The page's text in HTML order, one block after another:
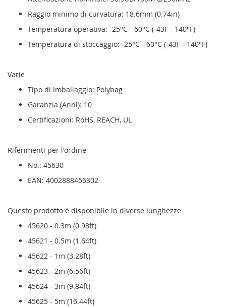
Raggio minimo di curvatura: 18.6mm (0.74in)
Temperatura operativa: -25°C - 60°C (-43F - 140°F)
Temperatura di stoccaggio: -25°C - 60°C (-43F - 140°F)
Varie
Tipo di imballaggio: Polybag
Garanzia (Anni): 10
Certificazioni: RoHS, REACH, UL
Riferimenti per l'ordine
No.: 45630
EAN: 4002888456302
Questo prodotto è disponibile in diverse lunghezze
45620 - 0.3m (0.98ft)
45621 - 0.5m (1.64ft)
45622 - 1m (3.28ft)
45623 - 2m (6.56ft)
45624 - 3m (9.84ft)
45625 - 5m (16.44ft)